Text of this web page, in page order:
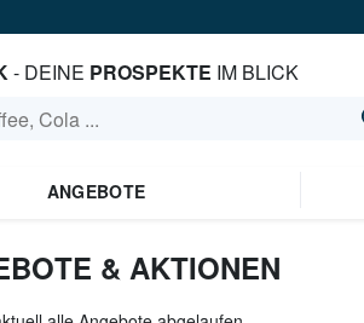
- DEINE PROSPEKTE IM BLICK
ANGEBOTE
& AKTIONEN